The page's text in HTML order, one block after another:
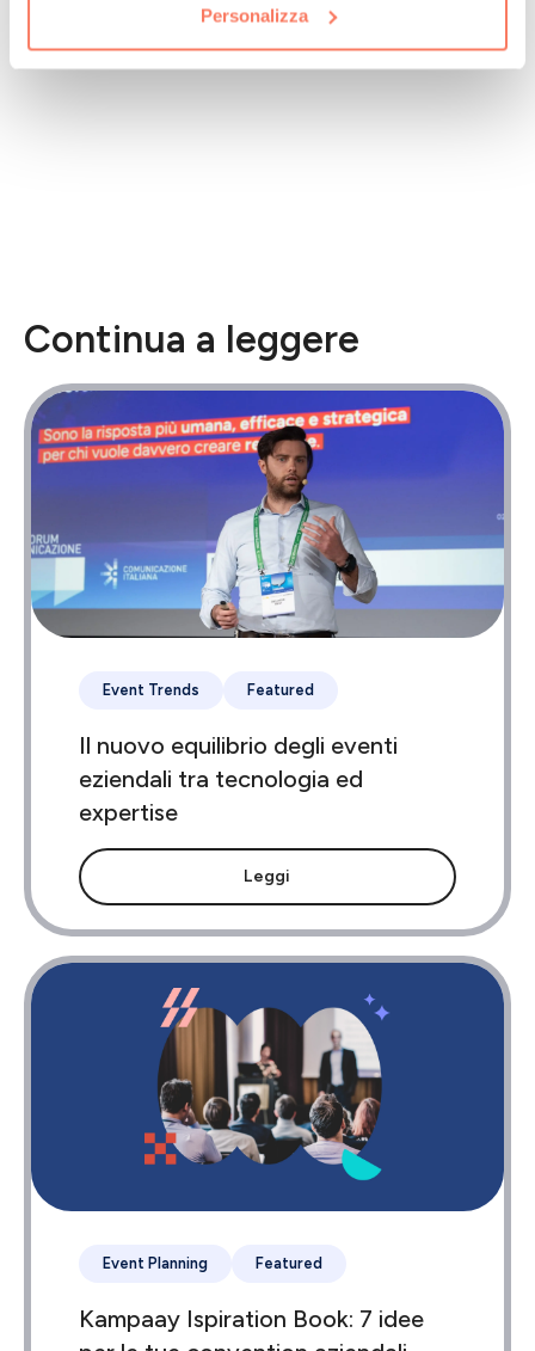
Personalizza
Continua a leggere
Event Trends Featured
Il nuovo equilibrio degli eventi
eziendali tra tecnologia ed
expertise
Leggi
Event Planning Featured
Kampaay Ispiration Book: 7 idee